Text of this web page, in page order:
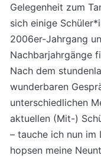
Gelegenheit zum
sich einige
2006er-Jahrgang
Nachbarjahrgänge
Nach dem
wunderbaren
unterschiedlichen
aktuellen (Mit-)
– tauche ich nun im
hopsen meine